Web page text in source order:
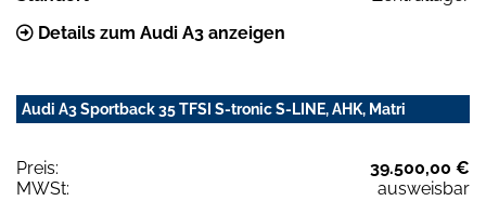
Details zum Audi A3 anzeigen
Audi A3 Sportback 35 TFSI S-tronic S-LINE, AHK, Matri
Preis:
39.500,00 €
MWSt:
ausweisbar